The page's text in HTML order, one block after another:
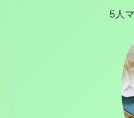
5人